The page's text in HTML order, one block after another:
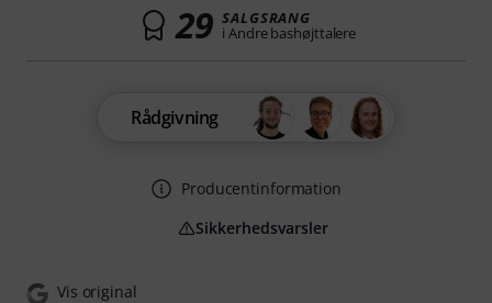
Vis original
29 SALGSRANG
i Andre bashøjttalere
Rådgivning
Producentinformation
Sikkerhedsvarsler